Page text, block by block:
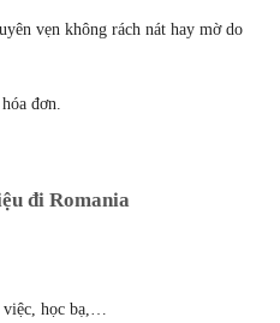
vẹn không rách nát hay mờ do
đơn.
đi Romania
học bạ,…